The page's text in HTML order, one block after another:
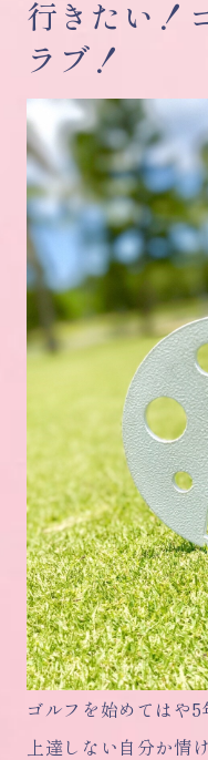
行きたい！
ラブ！
ゴルフを始めてはや
上達しない自分か情